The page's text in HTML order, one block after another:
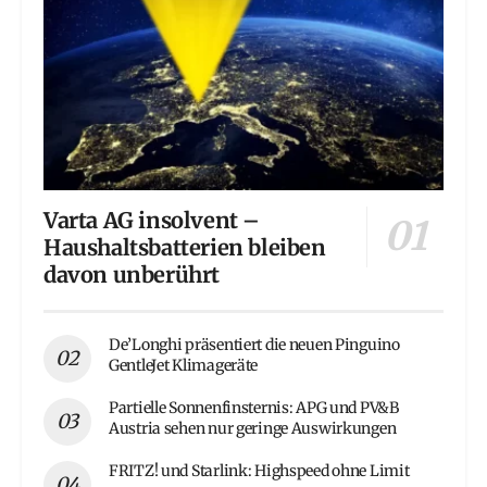
Varta AG insolvent –
Haushaltsbatterien bleiben
davon unberührt
De’Longhi präsentiert die neuen Pinguino
GentleJet Klimageräte
Partielle Sonnenfinsternis: APG und PV&B
Austria sehen nur geringe Auswirkungen
FRITZ! und Starlink: Highspeed ohne Limit